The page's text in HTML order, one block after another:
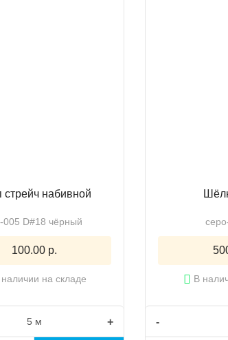
стрейч набивной
005 D#18 чёрный
100.00 р.
на складе
+
В
-